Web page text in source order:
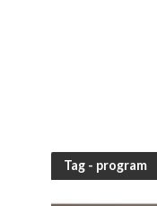
Tag - program